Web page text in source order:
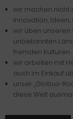
wir machen nicht
Innovation,
wir üben unseren
unbekannten
fremden Kulturen
wir arbeiten mit
auch im Einkauf
unser „Globus-
diese Welt